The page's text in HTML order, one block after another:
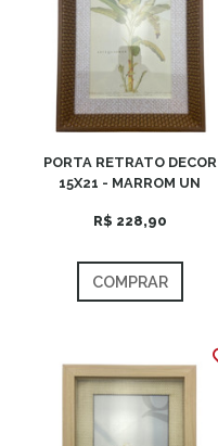
PORTA RETRATO DECOR
15X21 - MARROM UN
R$ 228,90
COMPRAR